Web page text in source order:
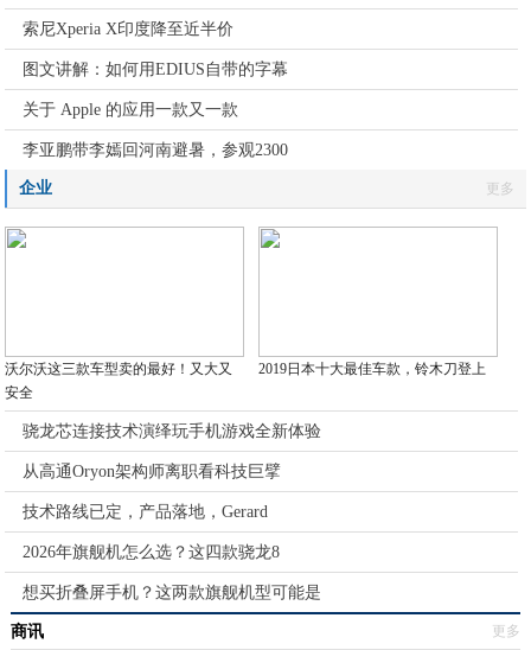
索尼Xperia X印度降至近半价
图文讲解：如何用EDIUS自带的字幕
关于 Apple 的应用一款又一款
李亚鹏带李嫣回河南避暑，参观2300
企业 更多
沃尔沃这三款车型卖的最好！又大又
安全
2019日本十大最佳车款，铃木刀登上
骁龙芯连接技术演绎玩手机游戏全新体验
从高通Oryon架构师离职看科技巨擘
技术路线已定，产品落地，Gerard
2026年旗舰机怎么选？这四款骁龙8
想买折叠屏手机？这两款旗舰机型可能是
商讯 更多